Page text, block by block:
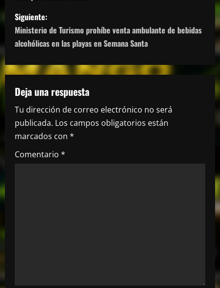
v
e
g
a
c
i
ó
n
Siguiente:
Ministerio de Turismo prohíbe venta ambulante de bebidas
alcohólicas en las playas en Semana Santa
Deja una respuesta
Tu dirección de correo electrónico no será
publicada. Los campos obligatorios están
marcados con *
Comentario *